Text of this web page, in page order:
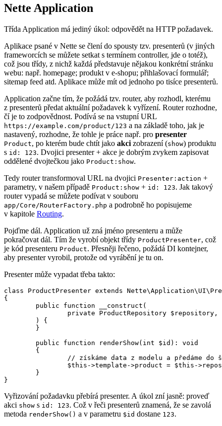
Nette Application
Třída Application má jediný úkol: odpovědět na HTTP požadavek.
Aplikace psané v Nette se člení do spousty tzv. presenterů (v jiných
frameworcích se můžete setkat s termínem controller, jde o totéž),
což jsou třídy, z nichž každá představuje nějakou konkrétní stránku
webu: např. homepage; produkt v e-shopu; přihlašovací formulář;
sitemap feed atd. Aplikace může mít od jednoho po tisíce presenterů.
Application začne tím, že požádá tzv. router, aby rozhodl, kterému
z presenterů předat aktuální požadavek k vyřízení. Router rozhodne,
čí je to zodpovědnost. Podívá se na vstupní URL
https://example.com/product/123 a na základě toho, jak je
nastavený, rozhodne, že tohle je práce např. pro presenter
Product, po kterém bude chtít jako akci zobrazení (show) produktu
s id: 123. Dvojici presenter + akce je dobrým zvykem zapisovat
oddělené dvojtečkou jako Product:show.
Tedy router transformoval URL na dvojici Presenter:action +
parametry, v našem případě Product:show + id: 123. Jak takový
router vypadá se můžete podívat v souboru
app/Core/RouterFactory.php a podrobně ho popisujeme
v kapitole Routing.
Pojďme dál. Application už zná jméno presenteru a může
pokračovat dál. Tím že vyrobí objekt třídy ProductPresenter, což
je kód presenteru Product. Přesněji řečeno, požádá DI kontejner,
aby presenter vyrobil, protože od vyrábění je tu on.
Presenter může vypadat třeba takto:
class ProductPresenter extends
{
Vyřizování požadavku přebírá presenter. A úkol zní jasně: proveď
akci show s id: 123. Což v řeči presenterů znamená, že se zavolá
metoda renderShow() a v parametru $id dostane 123.